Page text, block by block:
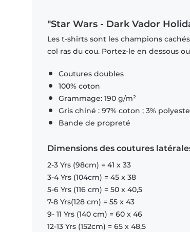
"Star Wars - Dark Vador
Les t-shirts sont les champions
col ras du cou. Portez-le en dessous
Coutures doubles
100% coton
Grammage: 190 g/m²
Gris chiné : 97% coton ; 3%
Bande de propreté
Dimensions des coutures
2-3 Yrs (98cm) = 41 x 33
3-4 Yrs (104cm) = 45 x 38
5-6 Yrs (116 cm) = 50 x 40,5
7-8 Yrs(128 cm) = 55 x 43
9- 11 Yrs (140 cm) = 60 x 46
12-13 Yrs (152cm) = 65 x 48,5